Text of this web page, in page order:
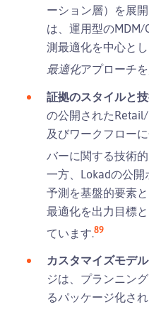
ーション層）を展
は、運用型のMDM/
測最適化を中心と
最適化アプローチ
証拠のスタイルと
の公開された
及びワークフロー
バーに関する技術
一方、Lokadの公
予測を基盤的要素
最適化を出力目標
ています.89
カスタマイズモデル
ジは、プランニン
るパッケージ化さ